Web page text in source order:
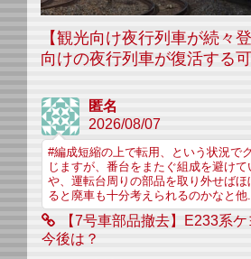
【観光向け夜行列車が続々
向けの夜行列車が復活する
匿名
2026/08/07
#編成短縮の上で転用、という状況で
じますが、番台をまたぐ組成を避け
や、運転台周りの部品を取り外せばほ
ると廃車も十分考えられるのかなと他
【7号車部品撤去】E233系
今後は？